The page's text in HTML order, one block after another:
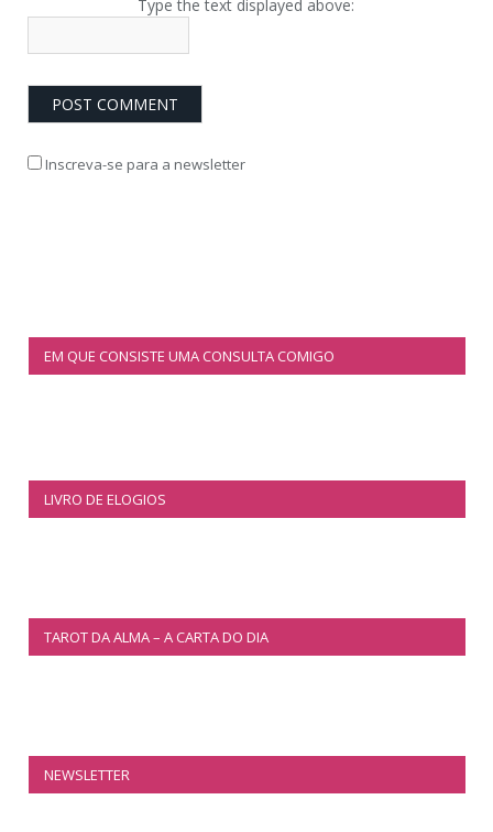
Type the text displayed above:
Inscreva-se para a newsletter
EM QUE CONSISTE UMA CONSULTA COMIGO
LIVRO DE ELOGIOS
TAROT DA ALMA – A CARTA DO DIA
NEWSLETTER